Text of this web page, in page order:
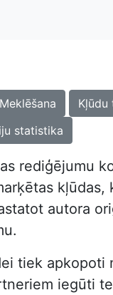
Meklēšana
statistika
rediģējumu
kļūdas,
autora
tiek apkopoti
iegūti